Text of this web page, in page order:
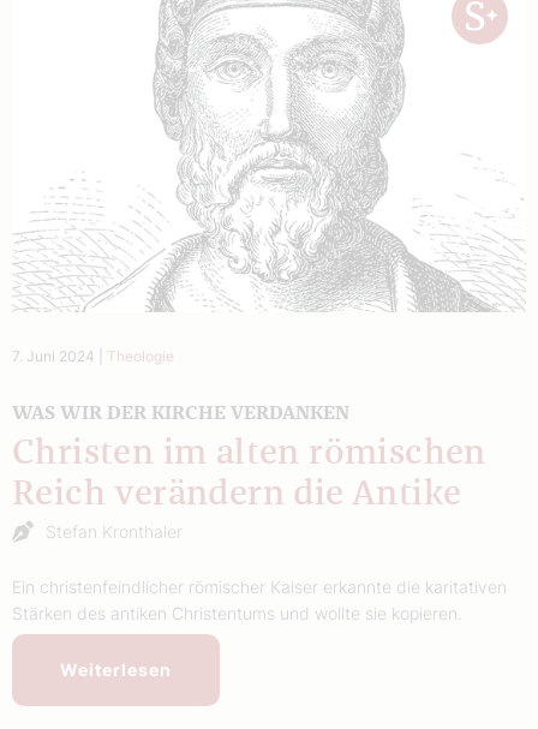
7. Juni 2024 Theologie
WAS WIR DER KIRCHE VERDANKEN
Christen im alten römischen
Reich verändern die Antike
Stefan Kronthaler
Ein christenfeindlicher römischer Kaiser erkannte die karitativen
Stärken des antiken Christentums und wollte sie kopieren.
Weiterlesen